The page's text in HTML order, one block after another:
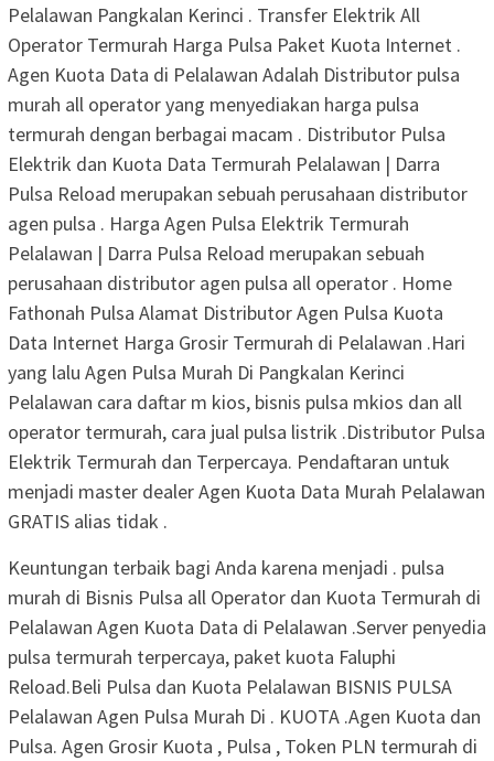
Pelalawan Pangkalan Kerinci . Transfer Elektrik All
Operator Termurah Harga Pulsa Paket Kuota Internet .
Agen Kuota Data di Pelalawan Adalah Distributor pulsa
murah all operator yang menyediakan harga pulsa
termurah dengan berbagai macam . Distributor Pulsa
Elektrik dan Kuota Data Termurah Pelalawan | Darra
Pulsa Reload merupakan sebuah perusahaan distributor
agen pulsa . Harga Agen Pulsa Elektrik Termurah
Pelalawan | Darra Pulsa Reload merupakan sebuah
perusahaan distributor agen pulsa all operator . Home
Fathonah Pulsa Alamat Distributor Agen Pulsa Kuota
Data Internet Harga Grosir Termurah di Pelalawan .Hari
yang lalu Agen Pulsa Murah Di Pangkalan Kerinci
Pelalawan cara daftar m kios, bisnis pulsa mkios dan all
operator termurah, cara jual pulsa listrik .Distributor Pulsa
Elektrik Termurah dan Terpercaya. Pendaftaran untuk
menjadi master dealer Agen Kuota Data Murah Pelalawan
GRATIS alias tidak .
Keuntungan terbaik bagi Anda karena menjadi . pulsa
murah di Bisnis Pulsa all Operator dan Kuota Termurah di
Pelalawan Agen Kuota Data di Pelalawan .Server penyedia
pulsa termurah terpercaya, paket kuota Faluphi
Reload.Beli Pulsa dan Kuota Pelalawan BISNIS PULSA
Pelalawan Agen Pulsa Murah Di . KUOTA .Agen Kuota dan
Pulsa. Agen Grosir Kuota , Pulsa , Token PLN termurah di